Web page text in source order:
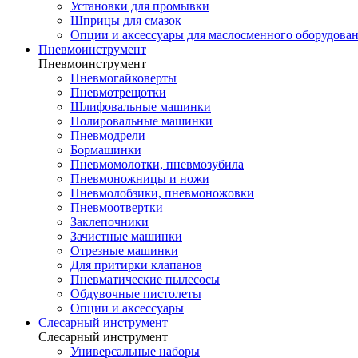
Установки для промывки
Шприцы для смазок
Опции и аксессуары для маслосменного
Пневмоинструмент
Пневмоинструмент
Пневмогайковерты
Пневмотрещотки
Шлифовальные машинки
Полировальные машинки
Пневмодрели
Бормашинки
Пневмомолотки, пневмозубила
Пневмоножницы и ножи
Пневмолобзики, пневмоножовки
Пневмоотвертки
Заклепочники
Зачистные машинки
Отрезные машинки
Для притирки клапанов
Пневматические пылесосы
Обдувочные пистолеты
Опции и аксессуары
Слесарный инструмент
Слесарный инструмент
Универсальные наборы